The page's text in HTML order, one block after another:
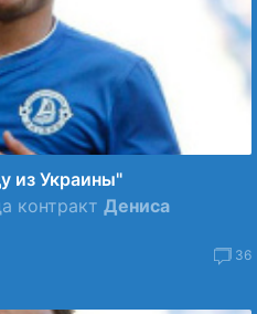
из Украины"
контракт Дениса
36